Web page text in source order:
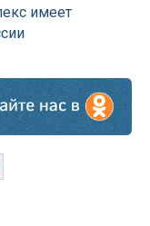
имеет